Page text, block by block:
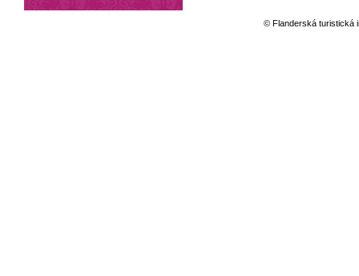
© Flanderská turistická